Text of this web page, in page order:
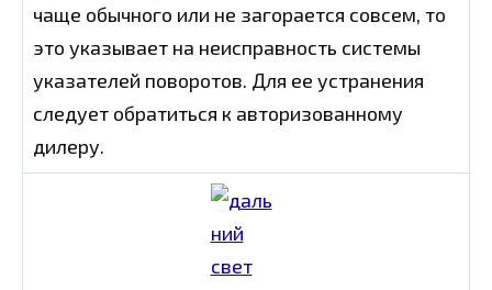
чаще обычного или не загорается совсем, то
это указывает на неисправность системы
указателей поворотов. Для ее устранения
следует обратиться к авторизованному
дилеру.